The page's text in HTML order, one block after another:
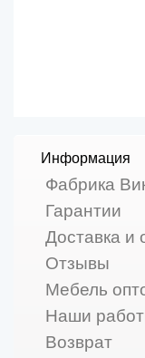
Информация
Фабрика
Гарантии
Доставка и
Отзывы
Мебель
Наши
Возврат